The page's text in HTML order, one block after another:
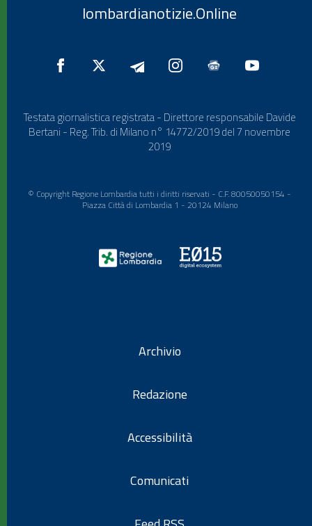
lombardianotizie.Online
Testata giornalistica registrata - Direttore responsabile Davide
Bertani - Reg. Trib. di Milano n° 14772/2019 del 7 novembre
2019
© Copyright Regione Lombardia tutti i diritti riservati - C.F. 80050050154 -
Piazza Città di Lombardia 1 - 20124 Milano
Archivio
Redazione
Accessibilità
Comunicati